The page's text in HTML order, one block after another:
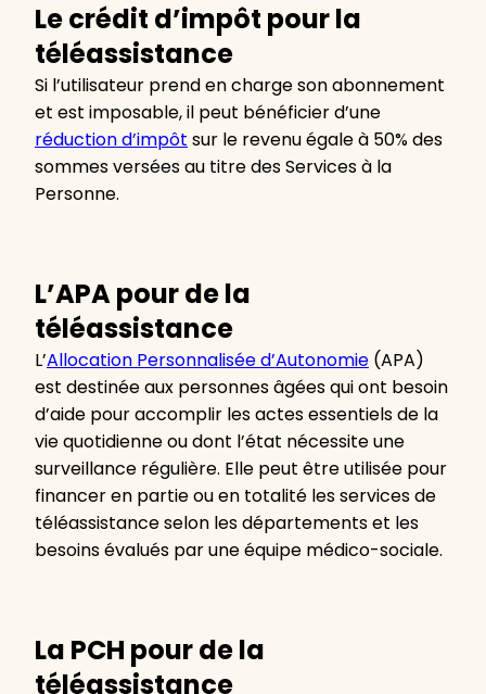
Le crédit d’impôt pour la
téléassistance
Si l’utilisateur prend en charge son abonnement
et est imposable, il peut bénéficier d’une
réduction d’impôt sur le revenu égale à 50% des
sommes versées au titre des Services à la
Personne.
L’APA pour de la
téléassistance
L’Allocation Personnalisée d’Autonomie (APA)
est destinée aux personnes âgées qui ont besoin
d’aide pour accomplir les actes essentiels de la
vie quotidienne ou dont l’état nécessite une
surveillance régulière. Elle peut être utilisée pour
financer en partie ou en totalité les services de
téléassistance selon les départements et les
besoins évalués par une équipe médico-sociale.
La PCH pour de la
téléassistance